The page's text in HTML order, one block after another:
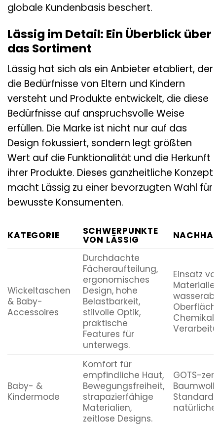
globale Kundenbasis beschert.
Lässig im Detail: Ein Überblick über
das Sortiment
Lässig hat sich als ein Anbieter etabliert, der
die Bedürfnisse von Eltern und Kindern
versteht und Produkte entwickelt, die diese
Bedürfnisse auf anspruchsvolle Weise
erfüllen. Die Marke ist nicht nur auf das
Design fokussiert, sondern legt größten
Wert auf die Funktionalität und die Herkunft
ihrer Produkte. Dieses ganzheitliche Konzept
macht Lässig zu einer bevorzugten Wahl für
bewusste Konsumenten.
KATEGORIE SCHWERPUNKTE
VON LÄSSIG
Wickeltaschen
& Baby-
Accessoires
Durchdachte
Fächeraufteilung,
ergonomisches
Design, hohe
Belastbarkeit,
stilvolle Optik,
praktische
Features für
unterwegs.
Einsatz
Baby- &
Kindermode
Komfort für
empfindliche Haut,
Bewegungsfreiheit,
strapazierfähige
Materialien,
zeitlose Designs.
GOTS-
Standard
natürliche